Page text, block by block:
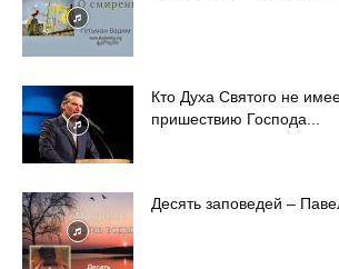
Кто Духа Святого не
пришествию Господа...
Десять заповедей –